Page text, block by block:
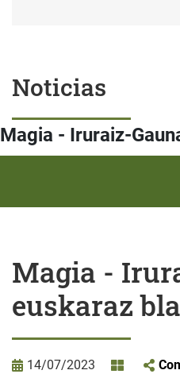
Noticias
Magia - Iruraiz-
Magia -
euskaraz
14/07/2023